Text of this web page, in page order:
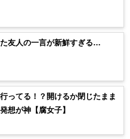
友人の一言が新鮮すぎる…
ってる！？開けるか閉じたまま
想が神【腐女子】